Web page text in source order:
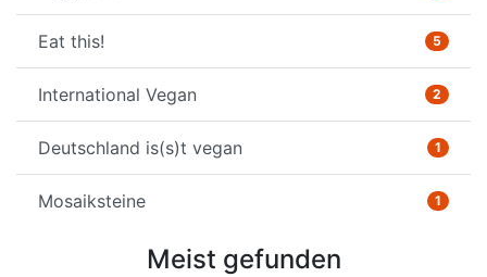
Eat this! 5
International Vegan 2
Deutschland is(s)t vegan 1
Mosaiksteine 1
Meist gefunden